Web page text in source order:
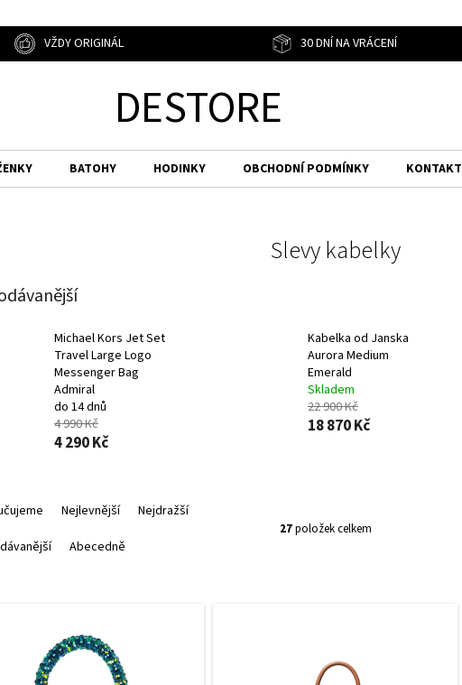
VŽDY ORIGINÁL 30 DNÍ NA VRÁCENÍ
DESTORE
BATOHY HODINKY OBCHODNÍ PODMÍNKY
Slevy kabelky
Michael Kors Jet Set
Travel Large Logo
Messenger Bag
Admiral
do 14 dnů
4 990 Kč
4 290 Kč
Kabelka od Janska
Aurora Medium
Emerald
Skladem
22 900 Kč
18 870 Kč
Nejlevnější
Nejdražší
Abecedně
27položek celkem